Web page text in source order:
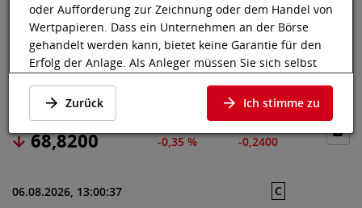
oder Aufforderung zur Zeichnung oder dem Handel von
Wertpapieren. Dass ein Unternehmen an der Börse
gehandelt werden kann, bietet keine Garantie für den
Erfolg der Anlage. Als Anleger müssen Sie sich selbst
Risiken, bis hin zum Totalverlust, abwägen. Lassen Sie
sich gegebenenfalls beraten. Besonders bei jüngeren
und kleineren Unternehmen kann es zu höheren
Kursschwankungen kommen und oft stehen weniger
Die nachfolgenden Wertpapiere notieren an einem
Zurück Ich stimme zu
CORTEVA INC
Preisdaten ·US22052L1044 ·CTVA
68,8200 -0,35 % -0,2400
06.08.2026, 13:00:37 C